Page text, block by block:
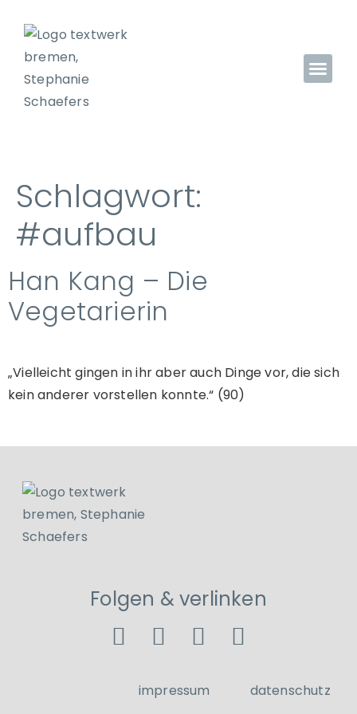
Schlagwort:
#aufbau
Han Kang – Die
Vegetarierin
„Vielleicht gingen in ihr aber auch Dinge vor, die sich
kein anderer vorstellen konnte.“ (90)
Folgen & verlinken
impressum datenschutz